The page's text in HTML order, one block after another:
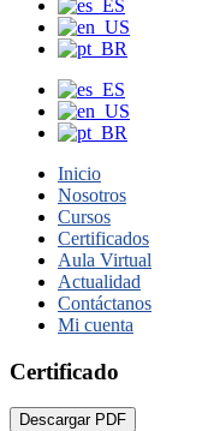
Inicio
Nosotros
Cursos
Certificados
Aula Virtual
Actualidad
Contáctanos
Mi cuenta
Certificado
Descargar PDF